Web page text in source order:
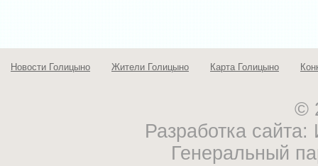
Новости Голицыно Жители Голицыно Карта Голицыно
©
Разработка
Генеральный